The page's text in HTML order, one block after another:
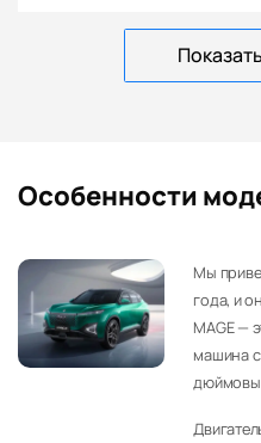
Особенности
Мы
года, и
MAGE —
машина